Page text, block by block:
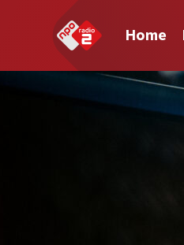
Home